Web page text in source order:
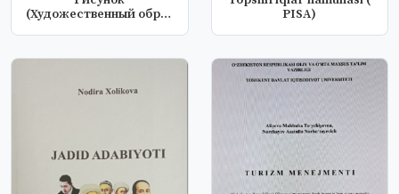
(Художественный образ
PISA)